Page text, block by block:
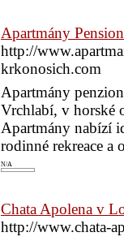
Apartmány
http://
krkonosich.com
Apartmány
Vrchlabí, v horské
Apartmány nabízí
rodinné rekreace a
N/A
Chata Apolena v
http://www.chata-